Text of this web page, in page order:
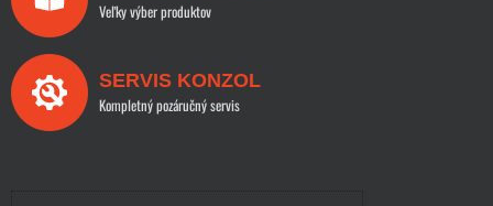
Veľky výber produktov
SERVIS KONZOL
Kompletný pozáručný servis